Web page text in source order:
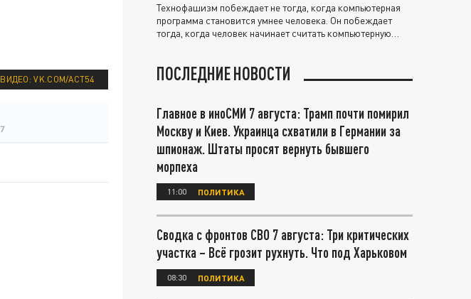
ВИДЕО: VK.COM/ACT54
Технофашизм побеждает не тогда, когда компьютерная
программа становится умнее человека. Он побеждает
тогда, когда человек начинает считать компьютерную
ПОСЛЕДНИЕ НОВОСТИ
Главное в иноСМИ 7 августа: Трамп почти помирил
Москву и Киев. Украинца схватили в Германии за
шпионаж. Штаты просят вернуть бывшего
морпеха
11:00 ПОЛИТИКА
Сводка с фронтов СВО 7 августа: Три критических
участка – Всё грозит рухнуть. Что под Харьковом
08:30 ПОЛИТИКА